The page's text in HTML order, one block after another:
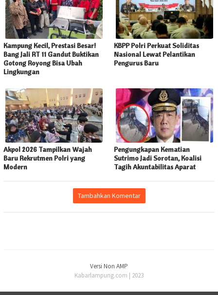
Kampung Kecil, Prestasi Besar!
Bang Jali RT 11 Gandut Buktikan
Gotong Royong Bisa Ubah
Lingkungan
KBPP Polri Perkuat Soliditas
Nasional Lewat Pelantikan
Pengurus Baru
Akpol 2026 Tampilkan Wajah
Baru Rekrutmen Polri yang
Modern
Pengungkapan Kematian
Sutrimo Jadi Sorotan, Koalisi
Tagih Akuntabilitas Aparat
Tambahkan Komentar
Versi Non AMP
Kabarlampung.com | 2023